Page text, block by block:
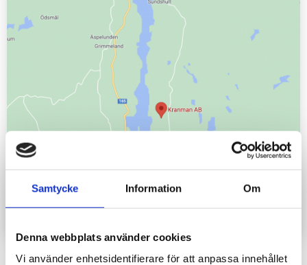
Samtycke Information Om
Denna webbplats använder cookies
Vi använder enhetsidentifierare för att anpassa innehållet